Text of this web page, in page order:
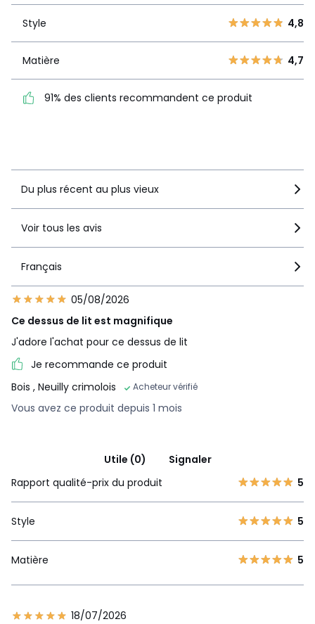
91% des clients
Style 4,8
Matière 4,7
91% des clients recommandent ce produit
Du plus récent au plus vieux
Voir tous les avis
Français
05/08/2026
Ce dessus de lit est magnifique
J'adore l'achat pour ce dessus de lit
Je recommande ce produit
Bois , Neuilly crimolois Acheteur vérifié
Vous avez ce produit depuis 1 mois
Utile (0)
Signaler
Rapport qualité-prix du produit
5
Style 5
Matière 5
18/07/2026